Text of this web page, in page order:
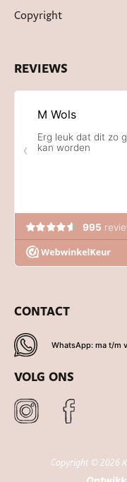
Copyright
REVIEWS
CONTACT
WhatsApp: ma t/m
VOLG ONS
Copyright © 2026